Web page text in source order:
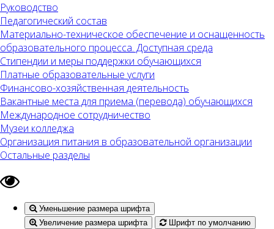
Руководство
Педагогический состав
Материально-техническое обеспечение и оснащенность
образовательного процесса. Доступная среда
Стипендии и меры поддержки обучающихся
Платные образовательные услуги
Финансово-хозяйственная деятельность
Вакантные места для приема (перевода) обучающихся
Международное сотрудничество
Музеи колледжа
Организация питания в образовательной организации
Остальные разделы
Уменьшение размера шрифта
Увеличение размера шрифта
Шрифт по умолчанию